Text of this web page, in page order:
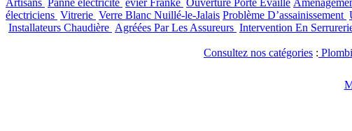
Artisans Panne électricité évier Franke Ouverture Porte Évaillé
électriciens Vitrerie Verre Blanc Nuillé-le-Jalais Problème D’assainissement
Installateurs Chaudière Agréées Par Les Assureurs Intervention En
Consultez nos catégories :